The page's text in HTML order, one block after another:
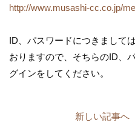
http://www.musashi-cc.co.jp/
ID、パスワードにつきまして
おりますので、そちらのID、
グインをしてください。
新しい記事へ